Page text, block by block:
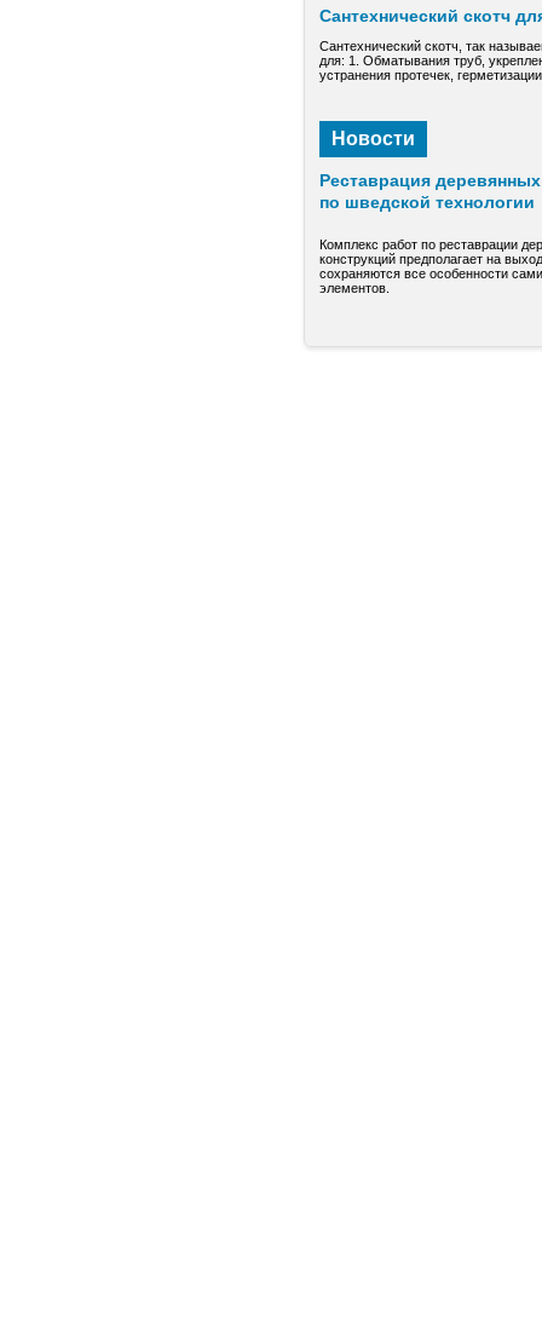
Сантехнический скотч
Сантехнический скотч, так
для: 1. Обматывания труб,
устранения протечек,
Новости
Реставрация
по шведской технологии
Комплекс работ по реставрации
конструкций предполагает на
сохраняются все особенности
элементов.